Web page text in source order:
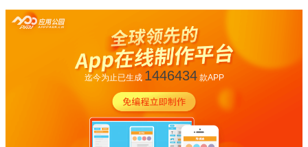
迄今为止已生成 1446434款APP